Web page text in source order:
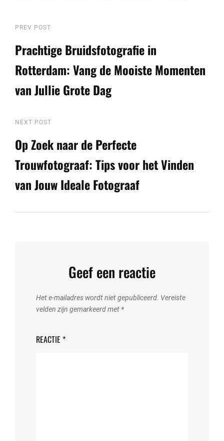
Berichtnavigatie
Previous
Post
PREV POST
Prachtige Bruidsfotografie in
Rotterdam: Vang de Mooiste Momenten
van Jullie Grote Dag
Next
Post
NEXT POST
Op Zoek naar de Perfecte
Trouwfotograaf: Tips voor het Vinden
van Jouw Ideale Fotograaf
Geef een reactie
Het e-mailadres wordt niet gepubliceerd. Vereiste
velden zijn gemarkeerd met *
REACTIE *